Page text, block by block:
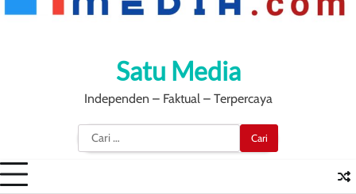
Satu Media
Independen – Faktual – Terpercaya
Cari
untuk: